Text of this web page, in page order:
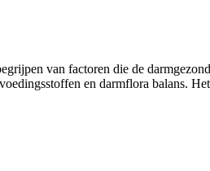
van factoren die de
en darmflora balans.